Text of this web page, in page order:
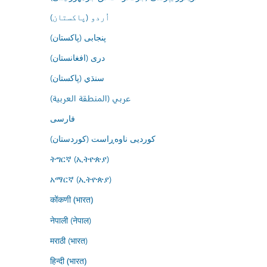
اُردو (پاکستان)
پنجابی (پاکستان)
درى (افغانستان)
سنڌي (پاکستان)
عربي (المنطقة العربية)
فارسى
کوردیی ناوەڕاست (کوردستان)
ትግርኛ (ኢትዮጵያ)
አማርኛ (ኢትዮጵያ)
कोंकणी (भारत)
नेपाली (नेपाल)
मराठी (भारत)
हिन्दी (भारत)